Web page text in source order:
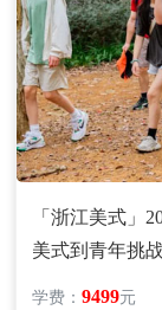
「浙江美式」
美式到青年挑
学费：9499元